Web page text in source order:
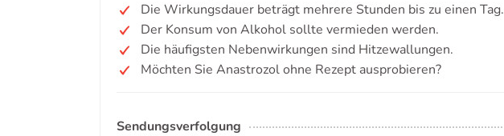
Die Wirkungsdauer beträgt mehrere Stunden bis zu einen Tag.
Der Konsum von Alkohol sollte vermieden werden.
Die häufigsten Nebenwirkungen sind Hitzewallungen.
Möchten Sie Anastrozol ohne Rezept ausprobieren?
Sendungsverfolgung